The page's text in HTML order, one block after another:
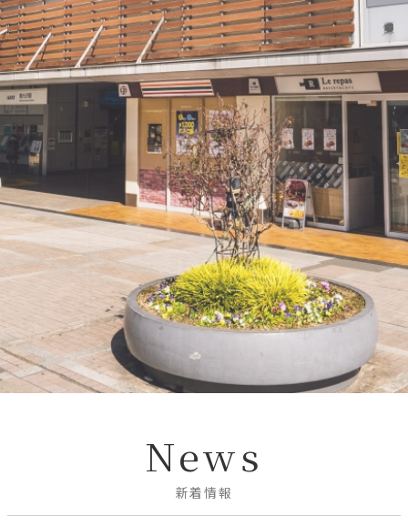
News
新着情報